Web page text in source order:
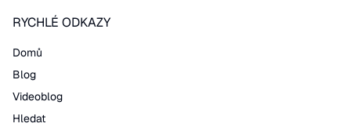
RYCHLÉ ODKAZY
Domů
Blog
Videoblog
Hledat